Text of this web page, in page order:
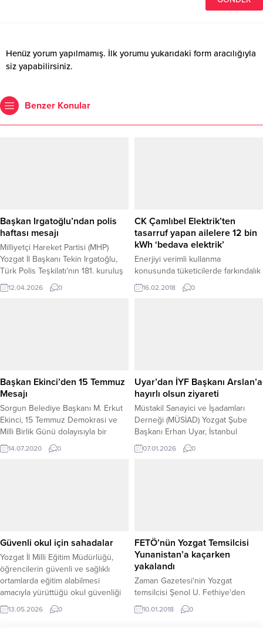
Henüz yorum yapılmamış. İlk yorumu yukarıdaki form aracılığıyla
siz yapabilirsiniz.
Benzer Konular
Başkan Irgatoğlu’ndan polis
haftası mesajı
Milliyetçi Hareket Partisi (MHP)
Yozgat İl Başkanı Tekin Irgatoğlu,
Türk Polis Teşkilatı’nın 181. kuruluş
yıl dönümü ve Polis Haftası
dolayısıyla bir kutlama mesajı
geçmişiyle Türk Polis...
12.04.2026 0
CK Çamlıbel Elektrik’ten
tasarruf yapan ailelere 12 bin
kWh ‘bedava elektrik’
Enerjiyi verimli kullanma
konusunda tüketicilerde farkındalık
yaratmayı hedefleyen CK Çamlıbel
Elektrik’in ‘Tasarruf Ediyorum’
16.02.2018 0
Başkan Ekinci’den 15 Temmuz
Mesajı
Sorgun Belediye Başkanı M. Erkut
Ekinci, 15 Temmuz Demokrasi ve
Milli Birlik Günü dolayısıyla bir
mesaj yayımladı.
14.07.2020 0
Uyar’dan İYF Başkanı Arslan’a
hayırlı olsun ziyareti
Müstakil Sanayici ve İşadamları
Derneği (MÜSİAD) Yozgat Şube
Başkanı Erhan Uyar, İstanbul
Yozgatlılar Federasyonu (İYF)
Başkanlığı görevine seçilen Avukat
vesile oldu. Ziyarette konuşan
MÜSİAD Yozgat...
07.01.2026 0
Güvenli okul için sahadalar
Yozgat İl Milli Eğitim Müdürlüğü,
öğrencilerin güvenli ve sağlıklı
ortamlarda eğitim alabilmesi
amacıyla yürüttüğü okul güvenliği
çalışmalarına aralıksız devam
ediyor. Bu kapsamda İl Milli Eğitim
13.05.2026 0
FETÖ’nün Yozgat Temsilcisi
Yunanistan’a kaçarken
yakalandı
Zaman Gazetesi'nin Yozgat
temsilcisi Şenol U. Fethiye'den
Yunanistan’ın Rodos Adası’na
kaçarken güvenlik güçleri
10.01.2018 0